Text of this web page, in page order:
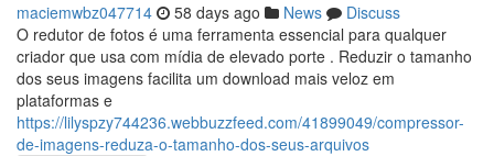
maciemwbz047714 58 days ago News
Discuss
O redutor de fotos é uma ferramenta essencial para qualquer
criador que usa com mídia de elevado porte . Reduzir o tamanho
dos seus imagens facilita um download mais veloz em
plataformas e
https://lilyspzy744236.webbuzzfeed.com/41899049/compressor-
de-imagens-reduza-o-tamanho-dos-seus-arquivos